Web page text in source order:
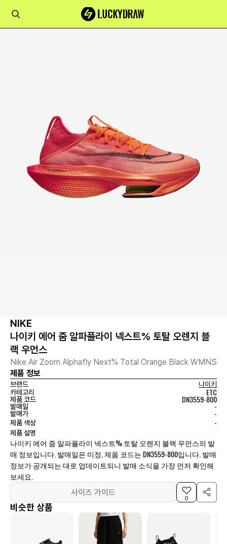
NIKE
나이키 에어 줌 알파플라이 넥스트% 토탈 오렌지 블
랙 우먼스
Nike Air Zoom Alphafly Next% Total Orange Black WMNS
제품 정보
브랜드
나이키
카테고리
ETC
제품 코드 DN3559-800
발매일 -
발매가 -
제품 색상 -
제품 설명
나이키 에어 줌 알파플라이 넥스트% 토탈 오렌지 블랙 우먼스의 발
매 정보입니다. 발매일은 미정, 제품 코드는 DN3559-800입니다. 발매
정보가 공개되는 대로 업데이트되니 발매 소식을 가장 먼저 확인해
보세요.
사이즈 가이드
0
비슷한 상품